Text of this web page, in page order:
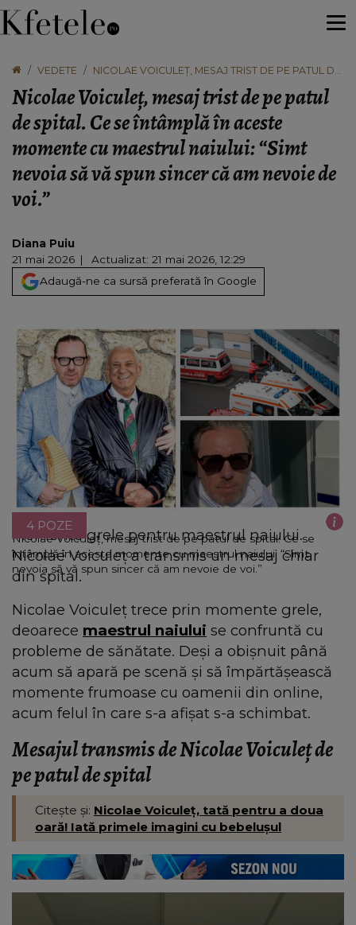
VEDETE
NICOLAE VOICULEȚ, MESAJ TRIST DE PE PATUL DE
MAESTRUL NAIULUI: “SIMT NEVOIA SĂ VĂ SPUN
SINCER CĂ AM NEVOIE DE VOI.”
Nicolae Voiculeț, mesaj trist de pe patul
de spital. Ce se întâmplă în aceste
momente cu maestrul naiului: “Simt
nevoia să vă spun sincer că am nevoie de
voi.”
Diana Puiu
21 mai 2026
Actualizat: 21 mai 2026, 12:29
Adaugă-ne ca sursă preferată în Google
Nicolae Voiculeț, mesaj trist de pe patul de spital. Ce se
întâmplă în aceste momente cu maestrul naiului: “Simt
nevoia să vă spun sincer că am nevoie de voi.”
4 POZE
Momente grele pentru maestrul naiului.
Nicolae Voiculeț a transmis un mesaj chiar
din spital.
Nicolae Voiculeț trece prin momente grele,
deoarece maestrul naiului se confruntă cu
probleme de sănătate. Deși a obișnuit până
acum să apară pe scenă și să împărtășească
momente frumoase cu oamenii din online,
acum felul în care s-a afișat s-a schimbat.
Mesajul transmis de Nicolae Voiculeț de
pe patul de spital
Citește și: Nicolae Voiculeț, tată pentru a doua
oară! Iată primele imagini cu bebelușul